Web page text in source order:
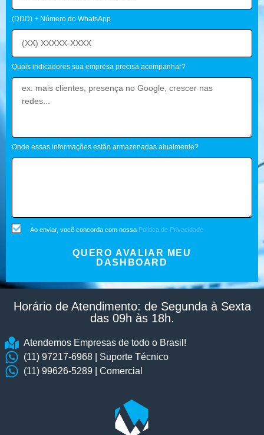
(DDD) + Número do WhatsApp
Quais indicadores sua empresa precisa acompanhar?
Onde essas informações estão armazenadas atualmente?
Ao enviar, você concorda com nossa Política de Privacidade
QUERO AVALIAR MEU
DASHBOARD
Horário de Atendimento: de Segunda à Sexta
das 09h às 18h.​
Atendemos Empresas de todo o Brasil!
(11) 97217-6968 | Suporte Técnico
(11) 99626-5289 | Comercial